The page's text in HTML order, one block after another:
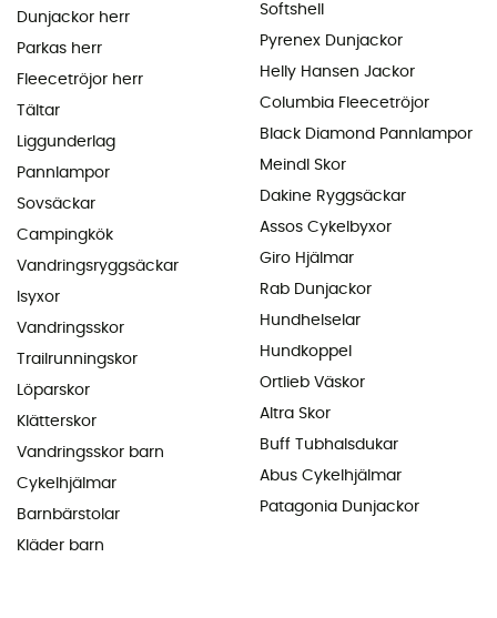
Dunjackor herr
Parkas herr
Fleecetröjor herr
Tältar
Liggunderlag
Pannlampor
Sovsäckar
Campingkök
Vandringsryggsäckar
Isyxor
Vandringsskor
Trailrunningskor
Löparskor
Klätterskor
Vandringsskor barn
Cykelhjälmar
Barnbärstolar
Kläder barn
Softshell
Pyrenex Dunjackor
Helly Hansen Jackor
Columbia Fleecetröjor
Black Diamond Pannlampor
Meindl Skor
Dakine Ryggsäckar
Assos Cykelbyxor
Giro Hjälmar
Rab Dunjackor
Hundhelselar
Hundkoppel
Ortlieb Väskor
Altra Skor
Buff Tubhalsdukar
Abus Cykelhjälmar
Patagonia Dunjackor